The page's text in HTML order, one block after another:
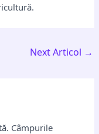
Next Articol →
Câmpurile